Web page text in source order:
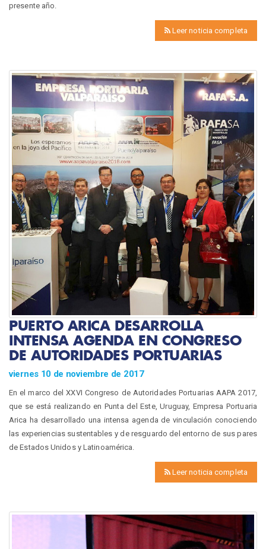
presente año.
Leer noticia completa
PUERTO ARICA DESARROLLA
INTENSA AGENDA EN CONGRESO
DE AUTORIDADES PORTUARIAS
viernes 10 de noviembre de 2017
En el marco del XXVI Congreso de Autoridades Portuarias AAPA 2017,
que se está realizando en Punta del Este, Uruguay, Empresa Portuaria
Arica ha desarrollado una intensa agenda de vinculación conociendo
las experiencias sustentables y de resguardo del entorno de sus pares
de Estados Unidos y Latinoamérica.
Leer noticia completa